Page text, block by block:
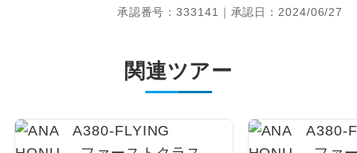
承認番号：333141｜承認日：2024/06/27
関連ツアー